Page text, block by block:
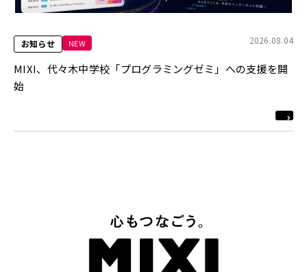
お知らせ NEW 2026.08.04
MIXI、代々木中学校「プログラミングゼミ」への支援を開
始